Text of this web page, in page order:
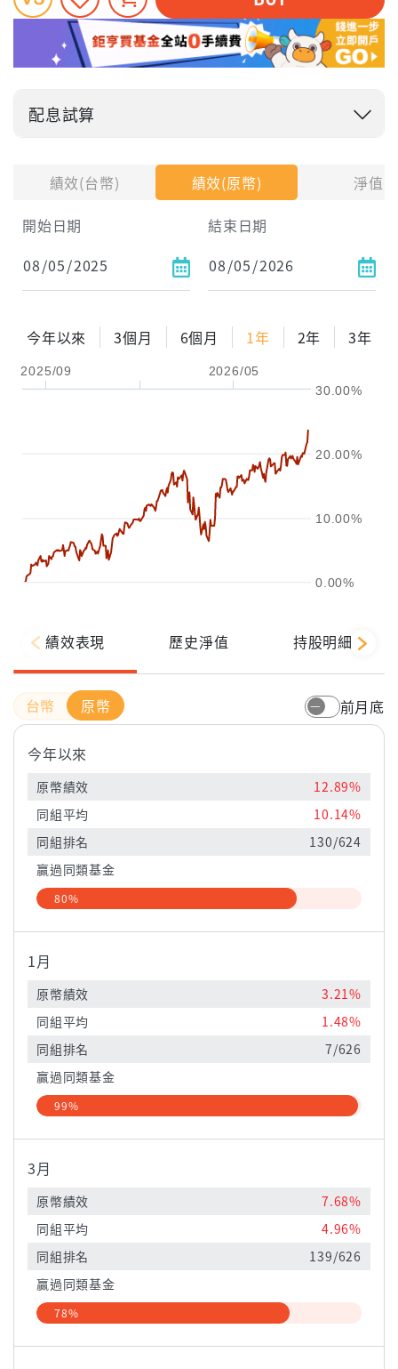
績效(台幣) 績效(原幣)
淨值
開始日期
結束日期
今年以來 3個月 6個月 1年 2年 3年
2025/09 2026/05
0.00%
10.00%
20.00%
30.00%
配息試算
試算區間
1年
2年
配息金額
績效表現 歷史淨值 持股明細
原幣 前月底
今年以來
原幣績效
12.89%
同組平均
10.14%
同組排名
130/624
贏過同類基金
80%
1月
原幣績效
3.21%
同組平均
1.48%
同組排名
7/626
贏過同類基金
99%
3月
原幣績效
7.68%
同組平均
4.96%
同組排名
139/626
贏過同類基金
78%